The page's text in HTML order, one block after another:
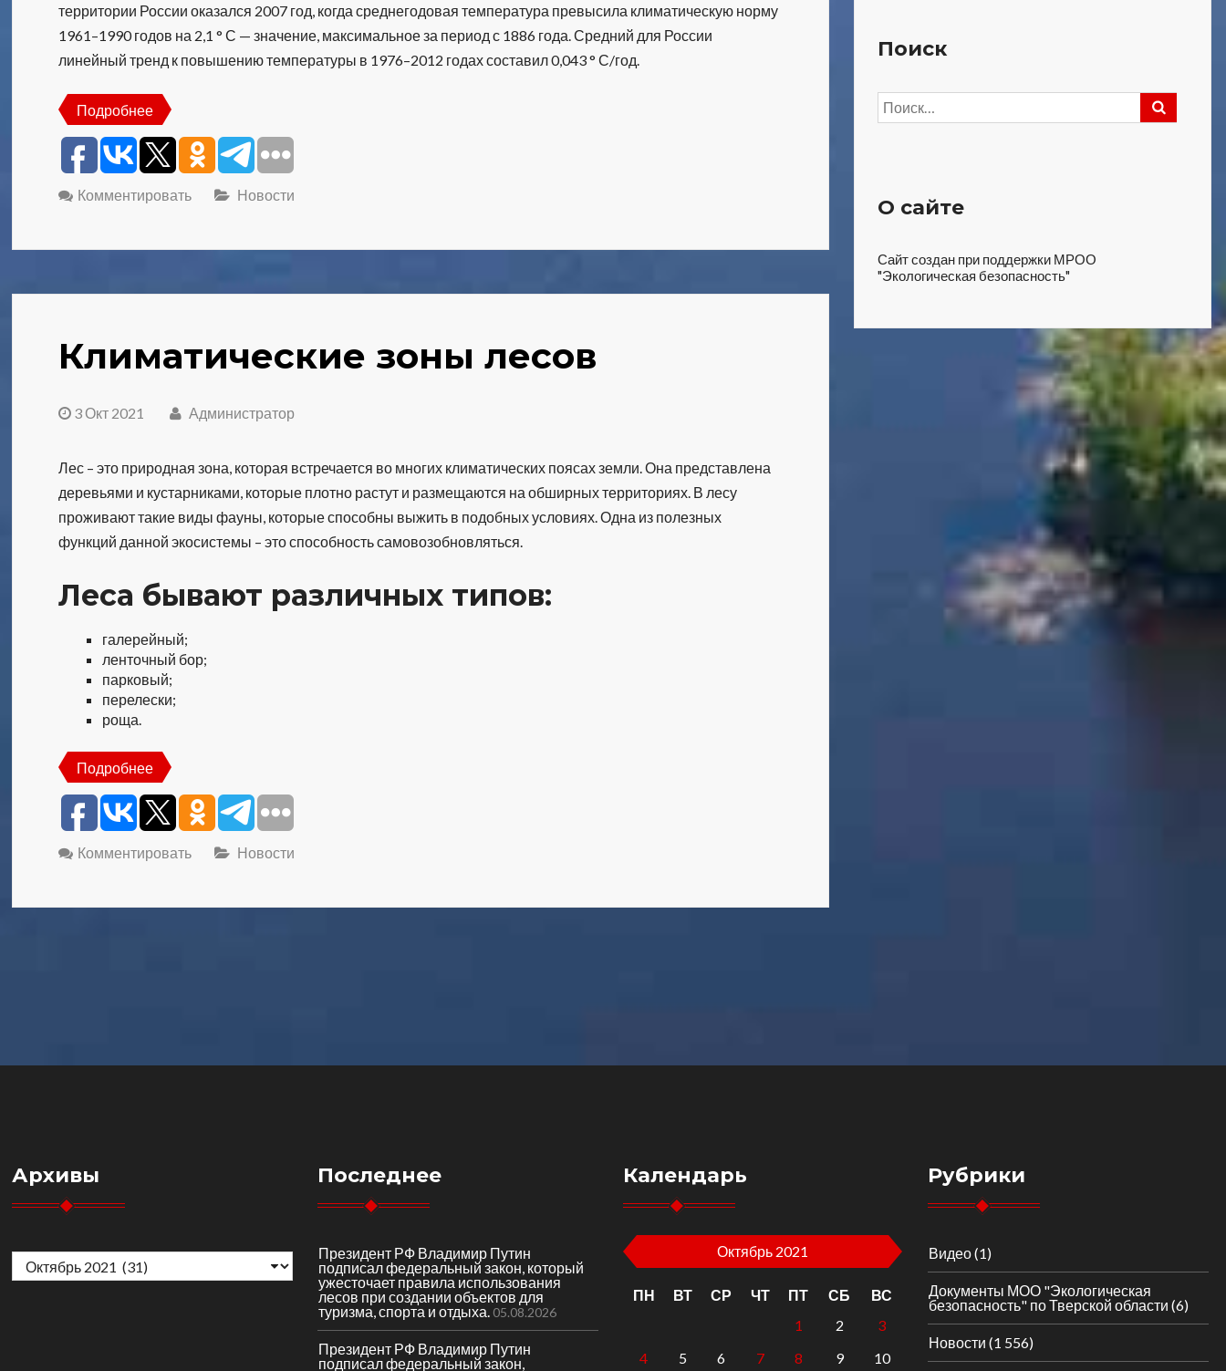
территории России оказался 2007 год, когда среднегодовая температура превысила климатическую норму
1961–1990 годов на 2,1 ° С — значение, максимальное за период с 1886 года. Средний для России
линейный тренд к повышению температуры в 1976–2012 годах составил 0,043 ° С/год.
Подробнее
Комментировать Новости
Климатические зоны лесов
3 Окт 2021 Администратор
Лес – это природная зона, которая встречается во многих климатических поясах земли. Она представлена
деревьями и кустарниками, которые плотно растут и размещаются на обширных территориях. В лесу
проживают такие виды фауны, которые способны выжить в подобных условиях. Одна из полезных
функций данной экосистемы – это способность самовозобновляться.
Леса бывают различных типов:
галерейный;
ленточный бор;
парковый;
перелески;
роща.
Подробнее
Комментировать Новости
Поиск
Найти:
О сайте
Сайт создан при поддержки МРОО
"Экологическая безопасность"
Архивы Последнее
Президент РФ Владимир Путин
подписал федеральный закон, который
ужесточает правила использования
лесов при создании объектов для
туризма, спорта и отдыха. 05.08.2026
Президент РФ Владимир Путин
подписал федеральный закон,
Календарь
Октябрь 2021
ПН ВТ СР ЧТ ПТ СБ
ВС
1
2
3
4
5 6 7 8 9 10
Рубрики
Видео(1)
Документы МОО "Экологическая
безопасность" по Тверской области (6)
Новости (1 556)